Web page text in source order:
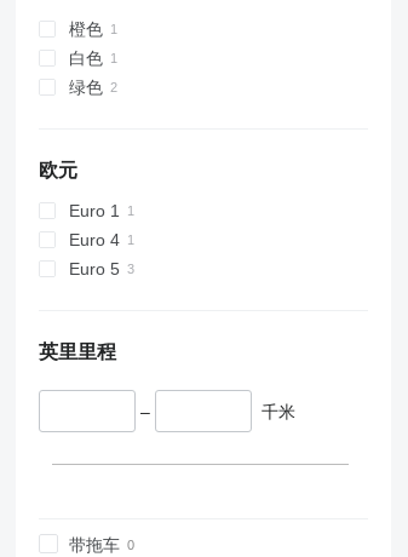
橙色
白色
绿色
欧元
Euro 1
Euro 4
Euro 5
英里里程
– 千米
带拖车